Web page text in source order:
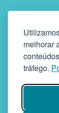
melhorar
tráfego.
Rua da